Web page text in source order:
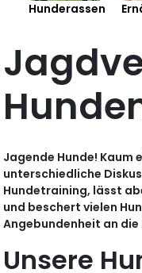
Hunderassen
Jagende Hunde! Kaum
unterschiedliche
Hundetraining, lässt
und beschert vielen
Angebundenheit an die
Unsere